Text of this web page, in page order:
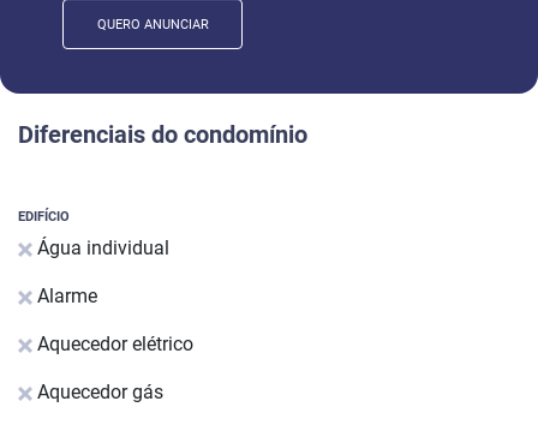
QUERO ANUNCIAR
Diferenciais do condomínio
EDIFÍCIO
Água individual
Alarme
Aquecedor elétrico
Aquecedor gás